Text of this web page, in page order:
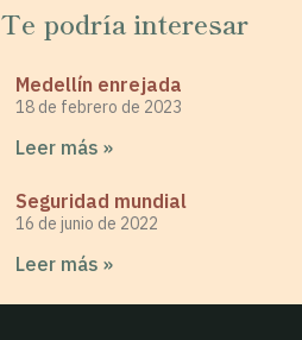
Te podría interesar
Medellín enrejada
18 de febrero de 2023
Leer más »
Seguridad mundial
16 de junio de 2022
Leer más »